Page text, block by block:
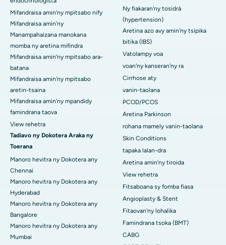
Mifandraisa amin'ny mpitsabo nify
Mifandraisa amin'ny
Manampahaizana manokana
momba ny aretina mifindra
Mifandraisa amin'ny mpitsabo ara-
batana
Mifandraisa amin'ny mpitsabo
aretin-tsaina
Mifandraisa amin'ny mpandidy
famindrana taova
View rehetra
Tadiavo ny Dokotera Araka ny
Toerana
Manoro hevitra ny Dokotera any
Chennai
Manoro hevitra ny Dokotera any
Hyderabad
Manoro hevitra ny Dokotera any
Bangalore
Manoro hevitra ny Dokotera any
Mumbai
Ny fiakaran'ny tosidrà
(hypertension)
Aretina azo avy amin'ny tsipika
bitika (IBS)
Vatolampy voa
voan'ny kanseran'ny ra
Cirrhose aty
vanin-taolana
PCOD/PCOS
Aretina Parkinson
rohana mamely vanin-taolana
Skin Conditions
tapaka lalan-dra
Aretina amin'ny tiroida
View rehetra
Fitsaboana sy fomba fiasa
Angioplasty & Stent
Fitaovan'ny lohalika
Famindrana tsoka (BMT)
CABG